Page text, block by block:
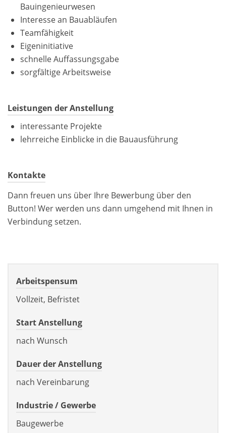
Bauingenieurwesen
Interesse an Bauabläufen
Teamfähigkeit
Eigeninitiative
schnelle Auffassungsgabe
sorgfältige Arbeitsweise
Leistungen der Anstellung
interessante Projekte
lehrreiche Einblicke in die Bauausführung
Kontakte
Dann freuen uns über Ihre Bewerbung über den
Button! Wer werden uns dann umgehend mit Ihnen in
Verbindung setzen.
Arbeitspensum
Vollzeit, Befristet
Start Anstellung
nach Wunsch
Dauer der Anstellung
nach Vereinbarung
Industrie / Gewerbe
Baugewerbe